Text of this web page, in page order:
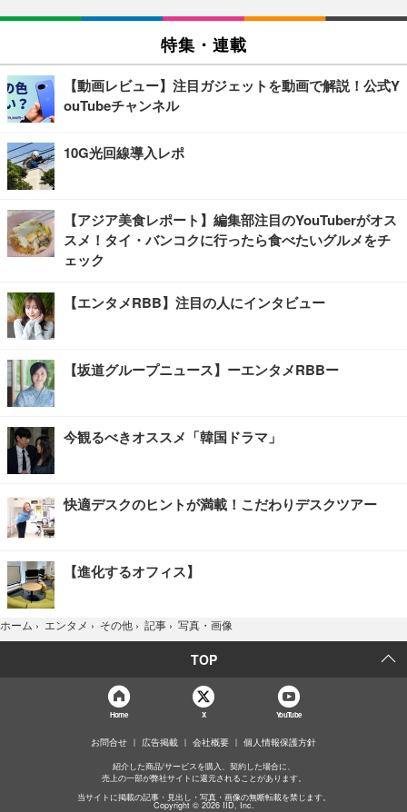
特集・連載
【動画レビュー】注目ガジェットを動画で解説！公式Y
ouTubeチャンネル
10G光回線導入レポ
【アジア美食レポート】編集部注目のYouTuberがオス
スメ！タイ・バンコクに行ったら食べたいグルメをチ
ェック
【エンタメRBB】注目の人にインタビュー
【坂道グループニュース】ーエンタメRBBー
今観るべきオススメ「韓国ドラマ」
快適デスクのヒントが満載！こだわりデスクツアー
【進化するオフィス】
ホーム › エンタメ › その他 › 記事 › 写真・画像
TOP
Home X YouTube
お問合せ 広告掲載 会社概要 個人情報保護方針
紹介した商品/サービスを購入、契約した場合に、
売上の一部が弊社サイトに還元されることがあります。
当サイトに掲載の記事・見出し・写真・画像の無断転載を禁じます。
Copyright © 2026 IID, Inc.